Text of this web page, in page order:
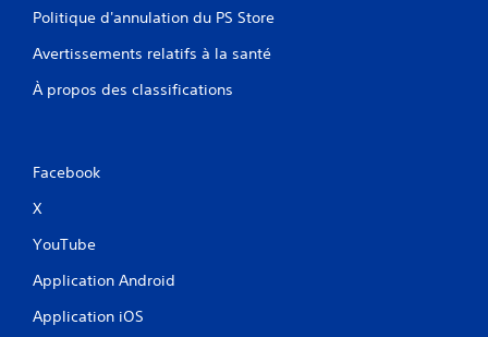
Politique d'annulation du PS Store
Avertissements relatifs à la santé
À propos des classifications
Facebook
X
YouTube
Application Android
Application iOS